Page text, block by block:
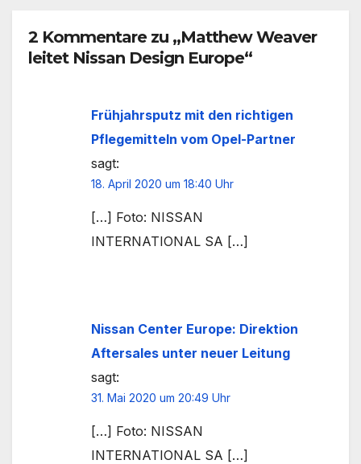
2 Kommentare zu „Matthew Weaver
leitet Nissan Design Europe“
Frühjahrsputz mit den richtigen
Pflegemitteln vom Opel-Partner
sagt:
18. April 2020 um 18:40 Uhr
[…] Foto: NISSAN
INTERNATIONAL SA […]
Nissan Center Europe: Direktion
Aftersales unter neuer Leitung
sagt:
31. Mai 2020 um 20:49 Uhr
[…] Foto: NISSAN
INTERNATIONAL SA […]